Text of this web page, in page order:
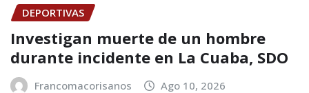
DEPORTIVAS
Investigan muerte de un hombre
durante incidente en La Cuaba, SDO
Francomacorisanos Ago 10, 2026